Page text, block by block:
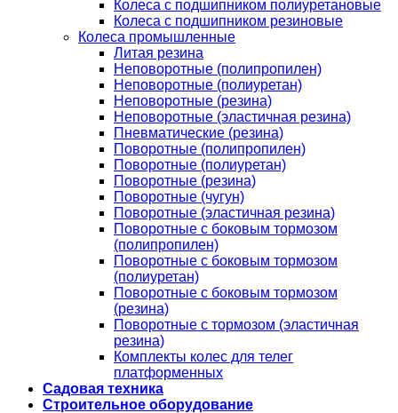
Колеса с подшипником полиуретановые
Колеса с подшипником резиновые
Колеса промышленные
Литая резина
Неповоротные (полипропилен)
Неповоротные (полиуретан)
Неповоротные (резина)
Неповоротные (эластичная резина)
Пневматические (резина)
Поворотные (полипропилен)
Поворотные (полиуретан)
Поворотные (резина)
Поворотные (чугун)
Поворотные (эластичная резина)
Поворотные c боковым тормозом
(полипропилен)
Поворотные c боковым тормозом
(полиуретан)
Поворотные c боковым тормозом
(резина)
Поворотные c тормозом (эластичная
резина)
Комплекты колес для телег
платформенных
Садовая техника
Строительное оборудование